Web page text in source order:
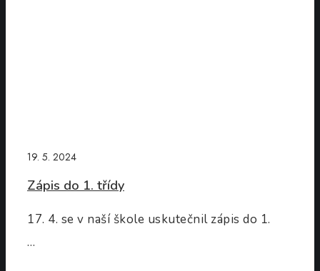
19. 5. 2024
Zápis do 1. třídy
17. 4. se v naší škole uskutečnil zápis do 1.
…